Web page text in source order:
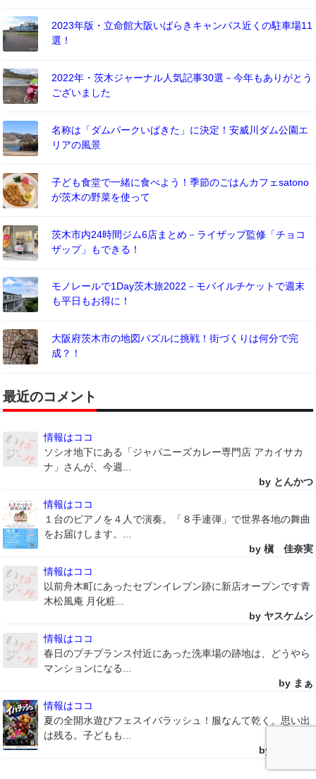
2023年版・立命館大阪いばらきキャンパス近くの駐車場11
選！
2022年・茨木ジャーナル人気記事30選－今年もありがとう
ございました
名称は「ダムパークいばきた」に決定！安威川ダム公園エ
リアの風景
子ども食堂で一緒に食べよう！季節のごはんカフェsatono
が茨木の野菜を使って
茨木市内24時間ジム6店まとめ－ライザップ監修「チョコ
ザップ」もできる！
モノレールで1Day茨木旅2022－モバイルチケットで週末
も平日もお得に！
大阪府茨木市の地図パズルに挑戦！街づくりは何分で完
成？！
最近のコメント
情報はココ
ソシオ地下にある「ジャパニーズカレー専門店 アカイサカ
ナ」さんが、今週...
by とんかつ
情報はココ
１台のピアノを４人で演奏。「８手連弾」で世界各地の舞曲
をお届けします。...
by 槇 佳奈実
情報はココ
以前舟木町にあったセブンイレブン跡に新店オープンです青
木松風庵 月化粧...
by ヤスケムシ
情報はココ
春日のプチプランス付近にあった洗車場の跡地は、どうやら
マンションになる...
by まぁ
情報はココ
夏の全開水遊びフェスイバラッシュ！服なんて乾く。思い出
は残る。子どもも...
by うえぽん